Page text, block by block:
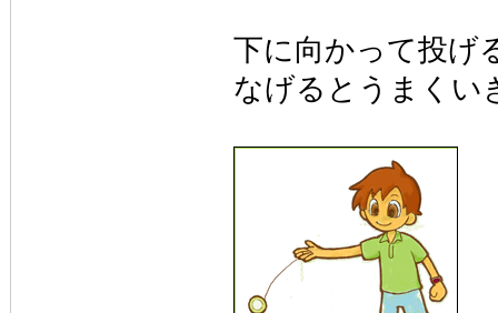
下に向かって投げ
なげるとうまくい